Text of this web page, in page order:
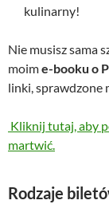
kulinarny!
Nie musisz sama
moime-booku o
linki, sprawdzone
Kliknij tutaj, aby
martwić.
Rodzaje